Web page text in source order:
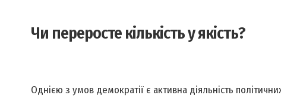
Чи переросте кількість у якість?
Однією з умов демократії є активна діяльність